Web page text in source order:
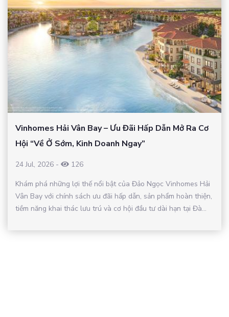
Vinhomes Hải Vân Bay – Ưu Đãi Hấp Dẫn Mở Ra Cơ
Hội “Về Ở Sớm, Kinh Doanh Ngay”
24 Jul, 2026 -
126
Khám phá những lợi thế nổi bật của Đảo Ngọc Vinhomes Hải
Vân Bay với chính sách ưu đãi hấp dẫn, sản phẩm hoàn thiện,
tiềm năng khai thác lưu trú và cơ hội đầu tư dài hạn tại Đà...